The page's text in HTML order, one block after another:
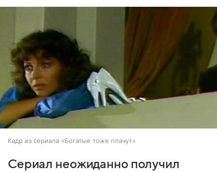
Кадр из сериала «Богатые тоже плачут»
Сериал неожиданно получил